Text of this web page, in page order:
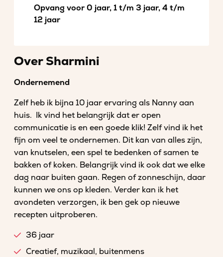
Opvang voor 0 jaar, 1 t/m 3 jaar, 4 t/m
12 jaar
Over Sharmini
Ondernemend
Zelf heb ik bijna 10 jaar ervaring als Nanny aan
huis. Ik vind het belangrijk dat er open
communicatie is en een goede klik! Zelf vind ik het
fijn om veel te ondernemen. Dit kan van alles zijn,
van knutselen, een spel te bedenken of samen te
bakken of koken. Belangrijk vind ik ook dat we elke
dag naar buiten gaan. Regen of zonneschijn, daar
kunnen we ons op kleden. Verder kan ik het
avondeten verzorgen, ik ben gek op nieuwe
recepten uitproberen.
36 jaar
Creatief, muzikaal, buitenmens